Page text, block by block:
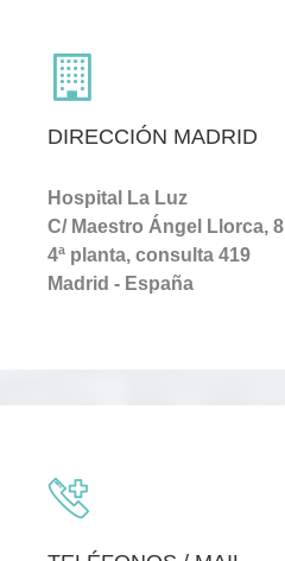
DIRECCIÓN MADRID
Hospital La Luz
C/ Maestro Ángel Llorca, 8
4ª planta, consulta 419
Madrid - España